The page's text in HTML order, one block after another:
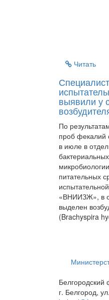
Читать
выявили у
По
проб фекалий
в июле в
питательных
«ВНИИЗЖ», в
выделен
(Brachyspira
г. Белгород,